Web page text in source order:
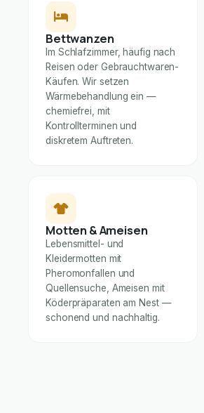
Bettwanzen
Im Schlafzimmer, häufig nach
Reisen oder Gebrauchtwaren-
Käufen. Wir setzen
Wärmebehandlung ein —
chemiefrei, mit
Kontrollterminen und
diskretem Auftreten.
Motten & Ameisen
Lebensmittel- und
Kleidermotten mit
Pheromonfallen und
Quellensuche, Ameisen mit
Köderpräparaten am Nest —
schonend und nachhaltig.